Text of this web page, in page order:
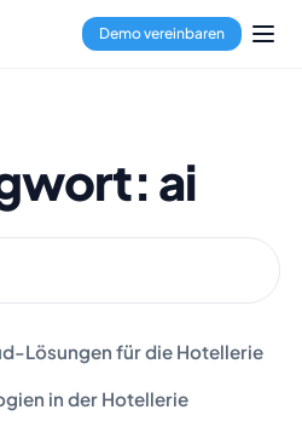
Demo vereinbaren
ai
Lösungen für die Hotellerie
in der Hotellerie